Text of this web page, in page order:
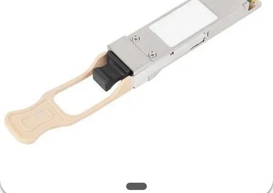
FABRIEKSREIS
KWALITEITSCONTROLE
CONTACTEER